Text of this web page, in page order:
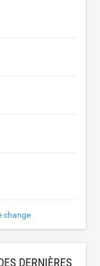
change
DERNIÈRES